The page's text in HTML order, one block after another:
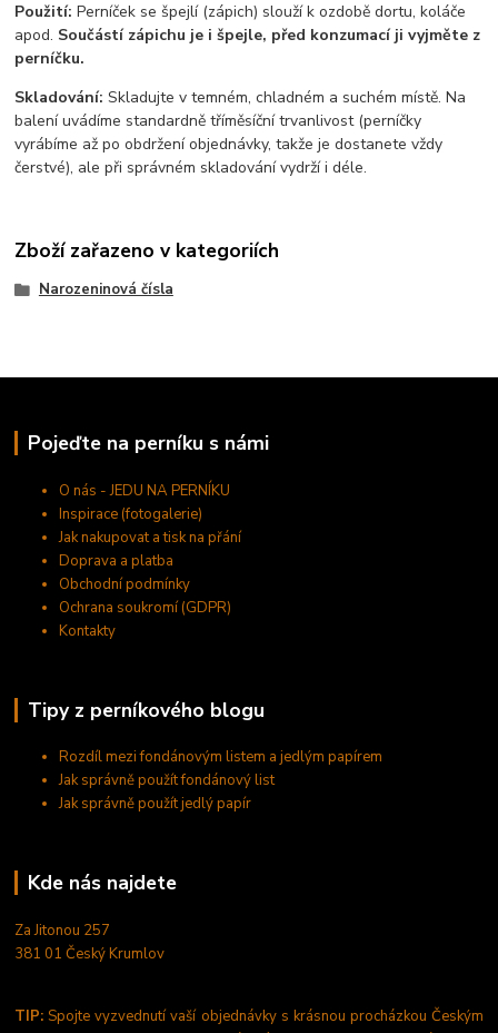
Použití:Perníček se špejlí (zápich) slouží k ozdobě dortu, koláče
apod. Součástí zápichu je i špejle, před konzumací ji vyjměte z
perníčku.
Skladování: Skladujte v temném, chladném a suchém místě. Na
balení uvádíme standardně tříměsíční trvanlivost (perníčky
vyrábíme až po obdržení objednávky, takže je dostanete vždy
čerstvé), ale při správném skladování vydrží i déle.
Zboží zařazeno v kategoriích
Narozeninová čísla
Pojeďte na perníku s námi
O nás - JEDU NA PERNÍKU
Inspirace (fotogalerie)
Jak nakupovat a tisk na přání
Doprava a platba
Obchodní podmínky
Ochrana soukromí (GDPR)
Kontakty
Tipy z perníkového blogu
Rozdíl mezi fondánovým listem a jedlým papírem
Jak správně použít fondánový list
Jak správně použít jedlý papír
Kde nás najdete
Za Jitonou 257
381 01 Český Krumlov
TIP: Spojte vyzvednutí vaší objednávky s krásnou procházkou Českým